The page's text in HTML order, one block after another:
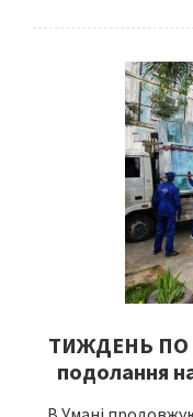
ТИЖДЕНЬ ПО
подолання